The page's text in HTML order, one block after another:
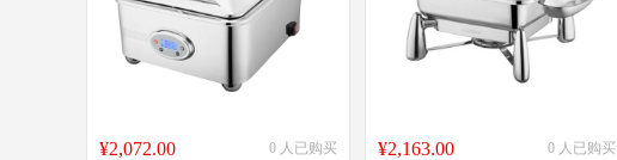
礼品团购
企业服务
¥2,072.00
0 人已购买
¥2,163.00
0 人已购买